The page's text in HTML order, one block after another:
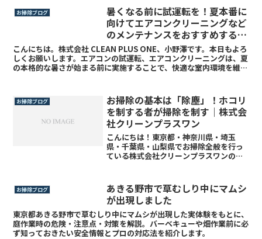
お掃除ブログ
暑くなる前に試運転を！夏本番に
向けてエアコンクリーニングなど
のメンテナンスをおすすめする理
由 –
こんにちは。株式会社 CLEAN PLUS ONE、小野澤です。本日もよろ
しくお願いします。エアコンの試運転、エアコンクリーニングは、夏
の本格的な暑さが始まる前に実施することで、快適な室内環境を維持
お掃除ブログ
お掃除の基本は「除塵」！ホコリ
を制する者が掃除を制す｜株式会
社クリーンプラスワン
こんにちは！東京都・神奈川県・埼玉
県・千葉県・山梨県でお掃除全般を行っ
ている株式会社クリーンプラスワンの小
は、お掃除で一番大切なのは「洗剤でこ
すること」でも「水拭き」でも...
お掃除ブログ
あきる野市で草むしり中にマムシ
が出現しました
東京都あきる野市で草むしり中にマムシが出現した実体験をもとに、
庭作業時の危険・注意点・対策を解説。バーベキューや畑作業前に必
ず知っておきたい安全情報とプロの対応法を紹介します。